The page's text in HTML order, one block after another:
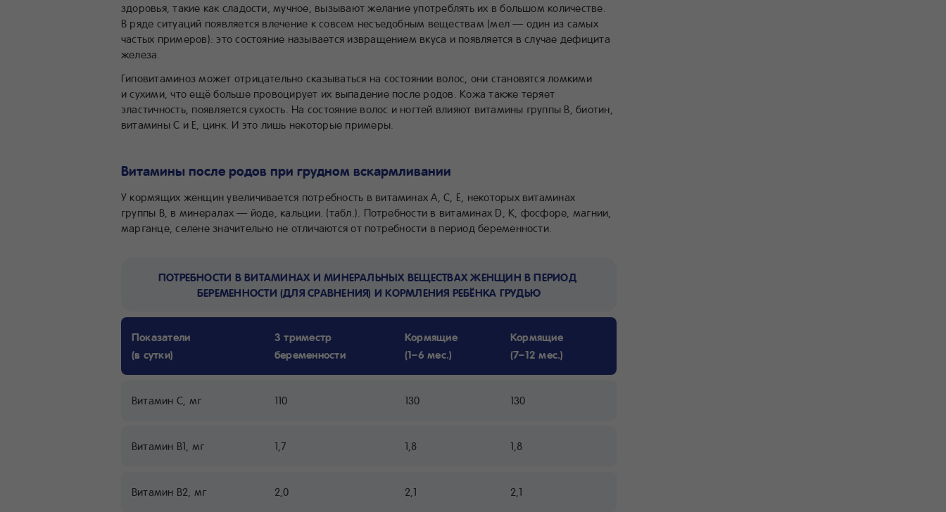
здоровья, такие как сладости, мучное, вызывают желание употреблять их в большом количестве.
В ряде ситуаций появляется влечение к совсем несъедобным веществам (мел — один из самых
частых примеров): это состояние называется извращением вкуса и появляется в случае дефицита
железа.
Гиповитаминоз может отрицательно сказываться на состоянии волос, они становятся ломкими
и сухими, что ещё больше провоцирует их выпадение после родов. Кожа также теряет
эластичность, появляется сухость. На состояние волос и ногтей влияют витамины группы В, биотин,
витамины С и Е, цинк. И это лишь некоторые примеры.
Витамины после родов при грудном вскармливании
У кормящих женщин увеличивается потребность в витаминах А, С, Е, некоторых витаминах
группы В, в минералах — йоде, кальции. (табл.). Потребности в витаминах D, K, фосфоре, магнии,
марганце, селене значительно не отличаются от потребности в период беременности.
ПОТРЕБНОСТИ В ВИТАМИНАХ И МИНЕРАЛЬНЫХ ВЕЩЕСТВАХ ЖЕНЩИН В ПЕРИОД
БЕРЕМЕННОСТИ (ДЛЯ СРАВНЕНИЯ) И КОРМЛЕНИЯ РЕБЁНКА ГРУДЬЮ
Показатели
(в сутки)
3 триместр
беременности
Кормящие
(1–6 мес.)
Кормящие
(7–12 мес.)
Витамин С, мг 110 130 130
Витамин В1, мг 1,7 1,8 1,8
Витамин В2, мг 2,0 2,1 2,1